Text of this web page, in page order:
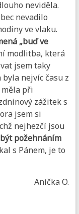
neviděla.
nevadilo
ve vlaku.
„buď ve
modlitba, která
jsem taky
nejvíc času z
při
zážitek s
jsem si
nejhezčí jsou
požehnáním
s Pánem, je to
Anička O.